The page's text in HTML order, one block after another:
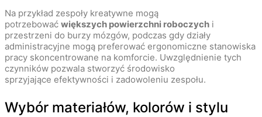
Na przykład zespoły kreatywne mogą
potrzebować większych powierzchni roboczych i
przestrzeni do burzy mózgów, podczas gdy działy
administracyjne mogą preferować ergonomiczne stanowiska
pracy skoncentrowane na komforcie. Uwzględnienie tych
czynników pozwala stworzyć środowisko
sprzyjające efektywności i zadowoleniu zespołu.
Wybór materiałów, kolorów i stylu